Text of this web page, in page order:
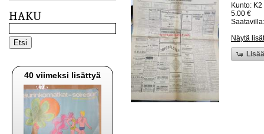
HAKU
40 viimeksi lisättyä
Kunto:
5.00 €
Näytä